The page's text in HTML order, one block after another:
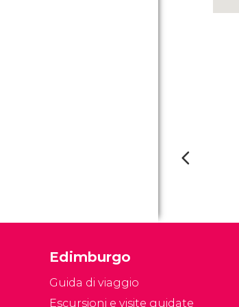
Edimburgo
Guida di viaggio
Escursioni e visite guidate